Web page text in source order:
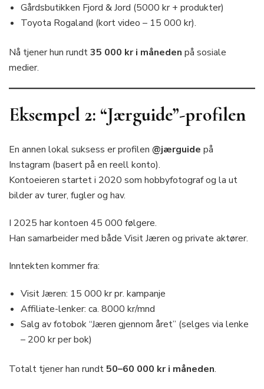
Gårdsbutikken Fjord & Jord (5000 kr + produkter)
Toyota Rogaland (kort video – 15 000 kr).
Nå tjener hun rundt35 000 kr i måneden på sosiale
medier.
Eksempel 2: “Jærguide”-profilen
En annen lokal suksess er profilen @jærguide på
Instagram (basert på en reell konto).
Kontoeieren startet i 2020 som hobbyfotograf og la ut
bilder av turer, fugler og hav.
I 2025 har kontoen 45 000 følgere.
Han samarbeider med både Visit Jæren og private aktører.
Inntekten kommer fra:
Visit Jæren: 15 000 kr pr. kampanje
Affiliate-lenker: ca. 8000 kr/mnd
Salg av fotobok “Jæren gjennom året” (selges via lenke
– 200 kr per bok)
Totalt tjener han rundt50–60 000 kr i måneden.